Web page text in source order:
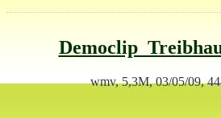
wmv, 5,3M, 03/05/09,